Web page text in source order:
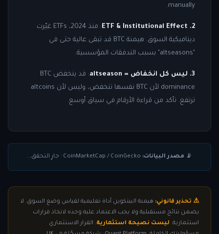
manually.
2. ETF & Institutional Effect
: منذ 2024، ETFs غيّرت
ديناميكية السوق. هيمنة BTC قد تبقى عالية حتى في
"altseasons" بسبب التدفقات المؤسسية.
3. ليس كل انخفاض = altseason
: قد ينخفض BTC
dominance لأن BTC نفسها تنخفض، وليس لأن altcoins
ترتفع. تأكد من قراءة الأرقام في سياق أوسع.
📡 مصدر البيانات: CoinMarketCap / CoinGecko
· جارٍ التحقق...
⚠️ تحذير قانوني: هيمنة البيتكوين أداة تعليمية لقياس وضع السوق. لا
يضمن نتائج مستقبلية ولا يجب الاعتماد عليه وحده لاتخاذ قرارات
استثمارية. ليست نصيحة استثمارية. القرار الاستثماري